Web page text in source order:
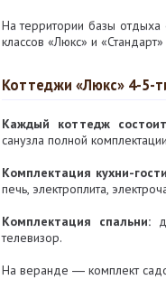
На территории базы отдыха
классов «Люкс» и
Коттеджи «Люкс» 4-5-
Каждый коттедж
санузла полной
Комплектация кухни-
печь, электроплита,
Комплектация спальни:
телевизор.
На веранде ― комплект